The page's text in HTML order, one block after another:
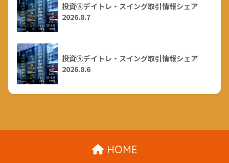
投資⑤デイトレ・スイング取引情報シェア
2026.8.7
投資⑤デイトレ・スイング取引情報シェア
2026.8.6
HOME